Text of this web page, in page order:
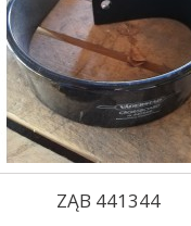
ZĄB 441344